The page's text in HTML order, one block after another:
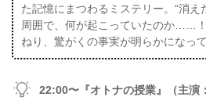
た記憶にまつわるミステリー。“消え
周囲で、何が起こっていたのか……
ねり、驚がくの事実が明らかになっ
22:00〜『オトナの授業』（主演